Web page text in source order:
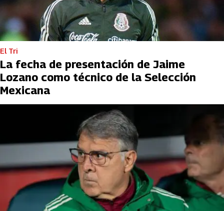
El Tri
La fecha de presentación de Jaime
Lozano como técnico de la Selección
Mexicana